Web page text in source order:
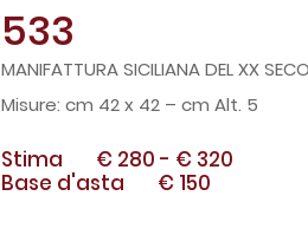
533
MANIFATTURA SICILIANA DEL XX
cm 42 x 42 – cm Alt. 5
Stima € 280 - € 320
Base d'asta
€ 150